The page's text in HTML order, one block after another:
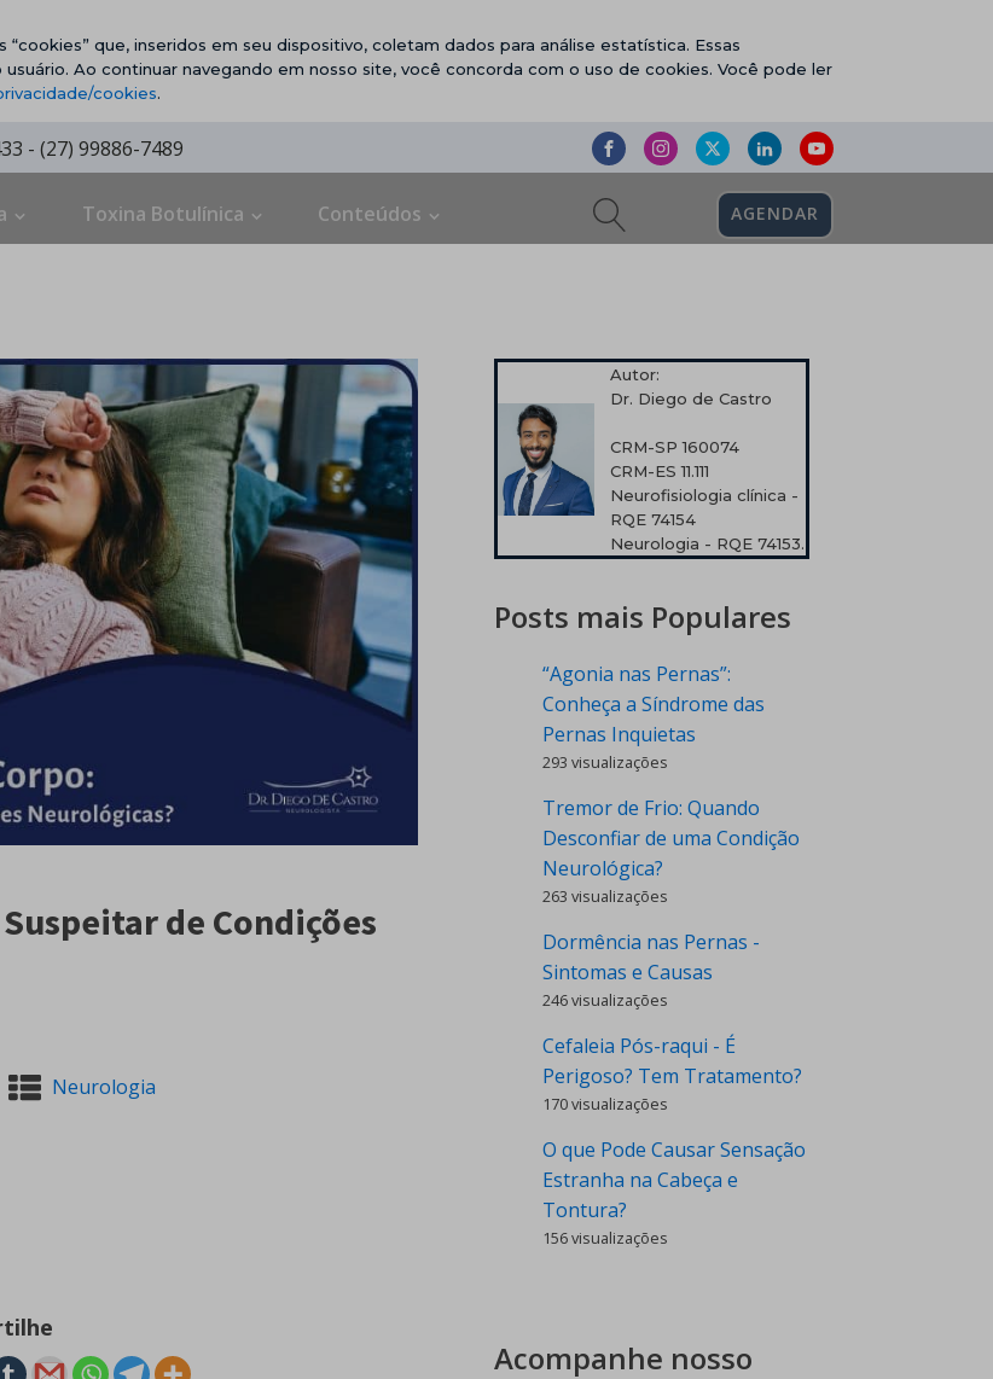
que, inseridos em seu dispositivo, coletam dados para análise estatística. Essas
Ao continuar navegando em nosso site, você concorda com o uso de cookies. Você pode ler
cookies.
- (27) 99886-7489
Toxina Botulínica Conteúdos AGENDAR
de Condições
Neurologia
Autor:
Dr. Diego de Castro
CRM-SP 160074
CRM-ES 11.111
Neurofisiologia clínica -
RQE 74154
Neurologia - RQE 74153.
Posts mais Populares
“Agonia nas Pernas”:
Conheça a Síndrome das
Pernas Inquietas
293 visualizações
Tremor de Frio: Quando
Desconfiar de uma Condição
Neurológica?
263 visualizações
Dormência nas Pernas -
Sintomas e Causas
246 visualizações
Cefaleia Pós-raqui - É
Perigoso? Tem Tratamento?
170 visualizações
O que Pode Causar Sensação
Estranha na Cabeça e
Tontura?
156 visualizações
Acompanhe nosso